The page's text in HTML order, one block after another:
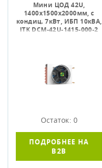
Мини ЦОД 42U,
1400х1500х2000мм, с
кондиц. 7кВт, ИБП 10кВА,
ITK DCM-42U-1415-000-2
Остаток: 0
ПОДРОБНЕЕ НА
B2B